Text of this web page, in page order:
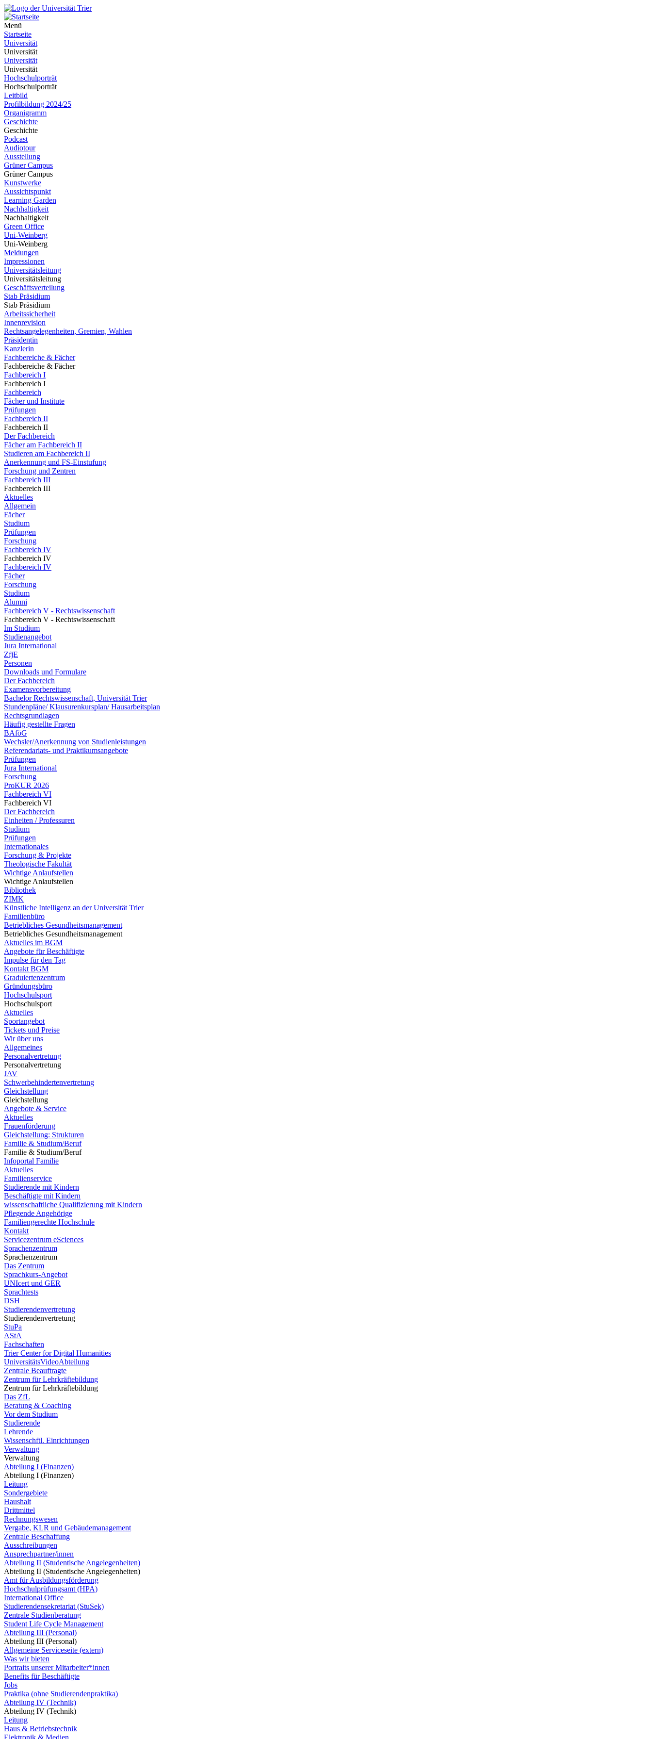
Menü
Startseite
Universität
Universität
Universität
Universität
Hochschulporträt
Hochschulporträt
Leitbild
Profilbildung 2024/25
Organigramm
Geschichte
Geschichte
Podcast
Audiotour
Ausstellung
Grüner Campus
Grüner Campus
Kunstwerke
Aussichtspunkt
Learning Garden
Nachhaltigkeit
Nachhaltigkeit
Green Office
Uni-Weinberg
Uni-Weinberg
Meldungen
Impressionen
Universitätsleitung
Universitätsleitung
Geschäftsverteilung
Stab Präsidium
Stab Präsidium
Arbeitssicherheit
Innenrevision
Rechtsangelegenheiten, Gremien, Wahlen
Präsidentin
Kanzlerin
Fachbereiche & Fächer
Fachbereiche & Fächer
Fachbereich I
Fachbereich I
Fachbereich
Fächer und Institute
Prüfungen
Fachbereich II
Fachbereich II
Der Fachbereich
Fächer am Fachbereich II
Studieren am Fachbereich II
Anerkennung und FS-Einstufung
Forschung und Zentren
Fachbereich III
Fachbereich III
Aktuelles
Allgemein
Fächer
Studium
Prüfungen
Forschung
Fachbereich IV
Fachbereich IV
Fachbereich IV
Fächer
Forschung
Studium
Alumni
Fachbereich V - Rechtswissenschaft
Fachbereich V - Rechtswissenschaft
Im Studium
Studienangebot
Jura International
ZfjE
Personen
Downloads und Formulare
Der Fachbereich
Examensvorbereitung
Bachelor Rechtswissenschaft, Universität Trier
Stundenpläne/ Klausurenkursplan/ Hausarbeitsplan
Rechtsgrundlagen
Häufig gestellte Fragen
BAföG
Wechsler/Anerkennung von Studienleistungen
Referendariats- und Praktikumsangebote
Prüfungen
Jura International
Forschung
ProKUR 2026
Fachbereich VI
Fachbereich VI
Der Fachbereich
Einheiten / Professuren
Studium
Prüfungen
Internationales
Forschung & Projekte
Theologische Fakultät
Wichtige Anlaufstellen
Wichtige Anlaufstellen
Bibliothek
ZIMK
Künstliche Intelligenz an der Universität Trier
Familienbüro
Betriebliches Gesundheitsmanagement
Betriebliches Gesundheitsmanagement
Aktuelles im BGM
Angebote für Beschäftigte
Impulse für den Tag
Kontakt BGM
Graduiertenzentrum
Gründungsbüro
Hochschulsport
Hochschulsport
Aktuelles
Sportangebot
Tickets und Preise
Wir über uns
Allgemeines
Personalvertretung
Personalvertretung
JAV
Schwerbehindertenvertretung
Gleichstellung
Gleichstellung
Angebote & Service
Aktuelles
Frauenförderung
Gleichstellung: Strukturen
Familie & Studium/Beruf
Familie & Studium/Beruf
Infoportal Familie
Aktuelles
Familienservice
Studierende mit Kindern
Beschäftigte mit Kindern
wissenschaftliche Qualifizierung mit Kindern
Pflegende Angehörige
Familiengerechte Hochschule
Kontakt
Servicezentrum eSciences
Sprachenzentrum
Sprachenzentrum
Das Zentrum
Sprachkurs-Angebot
UNIcert und GER
Sprachtests
DSH
Studierendenvertretung
Studierendenvertretung
StuPa
AStA
Fachschaften
Trier Center for Digital Humanities
UniversitätsVideoAbteilung
Zentrale Beauftragte
Zentrum für Lehrkräftebildung
Zentrum für Lehrkräftebildung
Das ZfL
Beratung & Coaching
Vor dem Studium
Studierende
Lehrende
Wissenschftl. Einrichtungen
Verwaltung
Verwaltung
Abteilung I (Finanzen)
Abteilung I (Finanzen)
Leitung
Sondergebiete
Haushalt
Drittmittel
Rechnungswesen
Vergabe, KLR und Gebäudemanagement
Zentrale Beschaffung
Ausschreibungen
Ansprechpartner/innen
Abteilung II (Studentische Angelegenheiten)
Abteilung II (Studentische Angelegenheiten)
Amt für Ausbildungsförderung
Hochschulprüfungsamt (HPA)
International Office
Studierendensekretariat (StuSek)
Zentrale Studienberatung
Student Life Cycle Management
Abteilung III (Personal)
Abteilung III (Personal)
Allgemeine Serviceseite (extern)
Was wir bieten
Portraits unserer Mitarbeiter*innen
Benefits für Beschäftigte
Jobs
Praktika (ohne Studierendenpraktika)
Abteilung IV (Technik)
Abteilung IV (Technik)
Leitung
Haus & Betriebstechnik
Elektronik & Medien